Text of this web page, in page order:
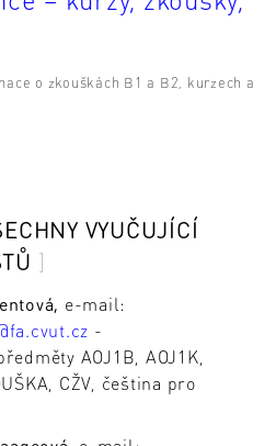
o zkouškách B1 a B2, kurzech a
VYUČUJÍCÍ
e-mail:
-
AOJ1B, AOJ1K,
CŽV, čeština pro